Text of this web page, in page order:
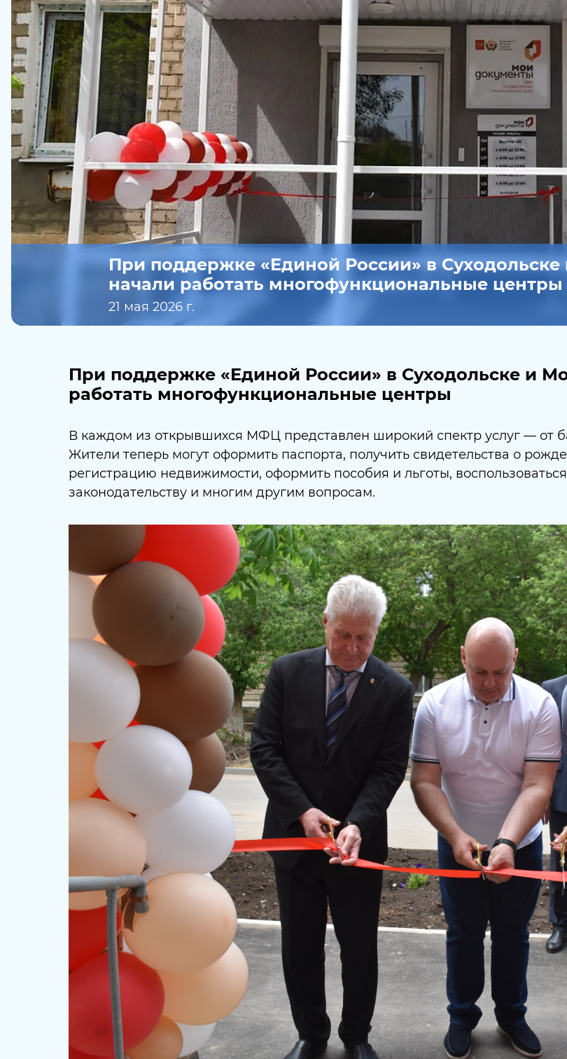
При поддержке «Единой России» в
начали работать многофункциональные центры
21 мая 2026 г.
При поддержке «Единой России» в Суходольске и
работать многофункциональные центры
В каждом из открывшихся МФЦ представлен широкий спектр услуг — от
Жители теперь могут оформить паспорта, получить свидетельства о
регистрацию недвижимости, оформить пособия и льготы,
законодательству и многим другим вопросам.